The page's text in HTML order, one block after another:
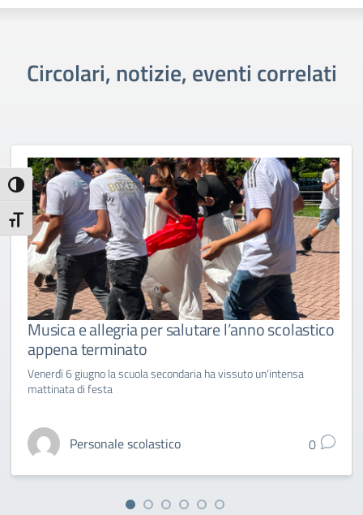
Attiva/disattiva alto contrasto
Attiva/disattiva dimensione testo
Circolari, notizie, eventi correlati
Musica e allegria per salutare l’anno scolastico
appena terminato
Venerdì 6 giugno la scuola secondaria ha vissuto un'intensa
mattinata di festa
Personale scolastico 0